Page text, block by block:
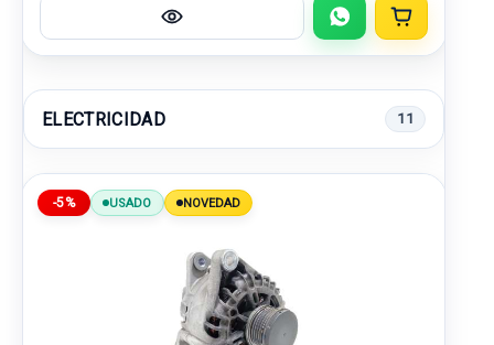
ELECTRICIDAD 11
-5% USADO NOVEDAD